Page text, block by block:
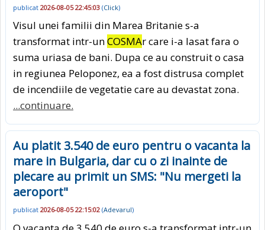
publicat 2026-08-05 22:45:03 (Click)
Visul unei familii din Marea Britanie s-a
transformat intr-unCOSMAr care i-a lasat fara o
suma uriasa de bani. Dupa ce au construit o casa
in regiunea Peloponez, ea a fost distrusa complet
de incendiile de vegetatie care au devastat zona.
...continuare.
Au platit 3.540 de euro pentru o vacanta la
mare in Bulgaria, dar cu o zi inainte de
plecare au primit un SMS: "Nu mergeti la
aeroport"
publicat 2026-08-05 22:15:02 (Adevarul)